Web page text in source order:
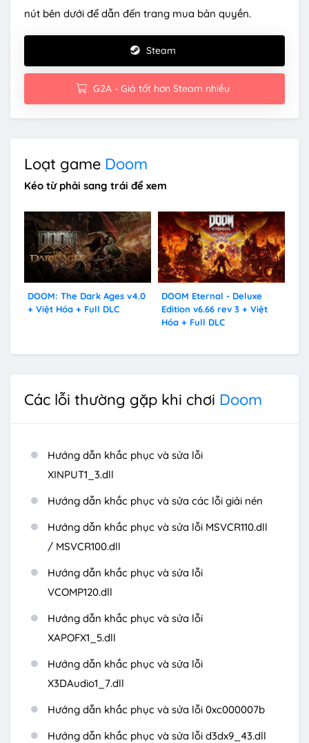
nút bên dưới để dẫn đến trang mua bản quyền.
Steam
G2A - Giá tốt hơn Steam nhiều
Loạt game Doom
Kéo từ phải sang trái để xem
DOOM: The Dark Ages v4.0
+ Việt Hóa + Full DLC
DOOM Eternal - Deluxe
Edition v6.66 rev 3 + Việt
Hóa + Full DLC
Các lỗi thường gặp khi chơi Doom
Hướng dẫn khắc phục và sửa lỗi
XINPUT1_3.dll
Hướng dẫn khắc phục và sửa các lỗi giải nén
Hướng dẫn khắc phục và sửa lỗi MSVCR110.dll
/ MSVCR100.dll
Hướng dẫn khắc phục và sửa lỗi
VCOMP120.dll
Hướng dẫn khắc phục và sửa lỗi
XAPOFX1_5.dll
Hướng dẫn khắc phục và sửa lỗi
X3DAudio1_7.dll
Hướng dẫn khắc phục và sửa lỗi 0xc000007b
Hướng dẫn khắc phục và sửa lỗi d3dx9_43.dll